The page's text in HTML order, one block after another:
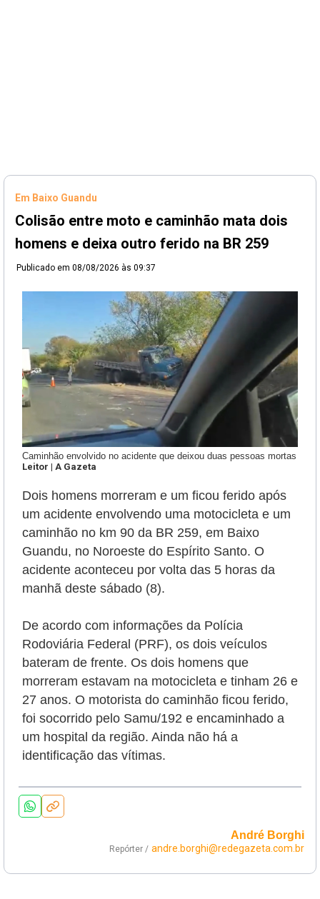
Em Baixo Guandu
Colisão entre moto e caminhão mata dois
homens e deixa outro ferido na BR 259
Publicado em 08/08/2026 às 09:37
Caminhão envolvido no acidente que deixou duas pessoas mortas
Leitor | A Gazeta
Dois homens morreram e um ficou ferido após
um acidente envolvendo uma motocicleta e um
caminhão no km 90 da BR 259, em Baixo
Guandu, no Noroeste do Espírito Santo. O
acidente aconteceu por volta das 5 horas da
manhã deste sábado (8).
De acordo com informações da Polícia
Rodoviária Federal (PRF), os dois veículos
bateram de frente. Os dois homens que
morreram estavam na motocicleta e tinham 26 e
27 anos. O motorista do caminhão ficou ferido,
foi socorrido pelo Samu/192 e encaminhado a
um hospital da região. Ainda não há a
identificação das vítimas.
André Borghi
Repórter / andre.borghi@redegazeta.com.br